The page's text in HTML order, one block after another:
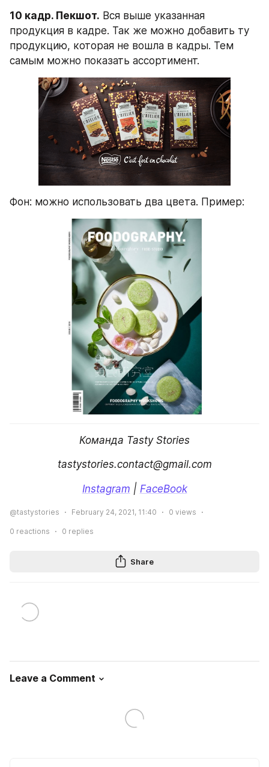
10 кадр. Пекшот. Вся выше указанная
продукция в кадре. Так же можно добавить ту
продукцию, которая не вошла в кадры. Тем
самым можно показать ассортимент.
Фон: можно использовать два цвета. Пример:
Команда Tasty Stories
tastystories.contact@gmail.com
Instagram | FaceBook
@tastystories February 24, 2021, 11:40 0 views
0 reactions 0 replies
Share
Leave a Comment